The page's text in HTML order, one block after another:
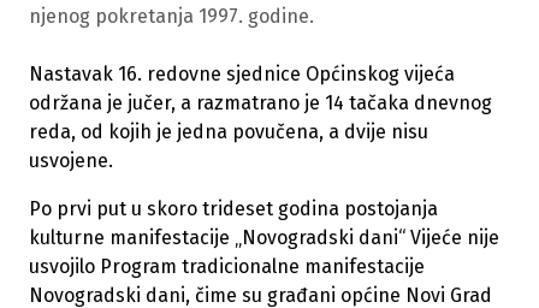
njenog pokretanja 1997. godine.
Nastavak 16. redovne sjednice Općinskog vijeća
održana je jučer, a razmatrano je 14 tačaka dnevnog
reda, od kojih je jedna povučena, a dvije nisu
usvojene.
Po prvi put u skoro trideset godina postojanja
kulturne manifestacije „Novogradski dani“ Vijeće nije
usvojilo Program tradicionalne manifestacije
Novogradski dani, čime su građani općine Novi Grad